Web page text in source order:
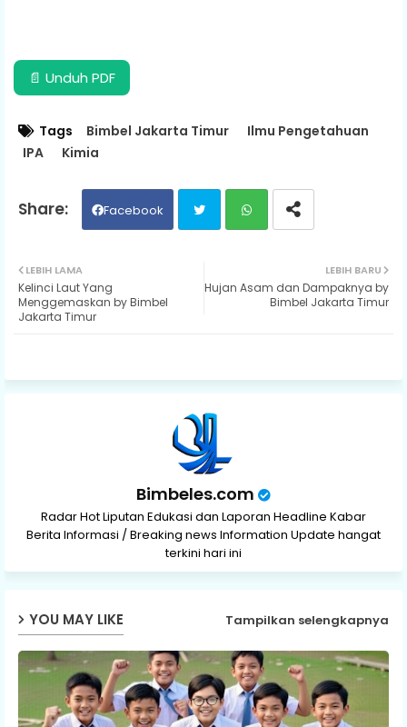
📄 Unduh PDF
Tags Bimbel Jakarta Timur
Ilmu Pengetahuan
IPA
Kimia
Facebook
ter ats
LEBIH BARU
Hujan Asam dan Dampaknya by
Bimbel Jakarta Timur
LEBIH LAMA
Kelinci Laut Yang
Menggemaskan by Bimbel
Jakarta Timur
Bimbeles.com
Radar Hot Liputan Edukasi dan Laporan Headline Kabar
Berita Informasi / Breaking news Information Update hangat
terkini hari ini
YOU MAY LIKE Tampilkan selengkapnya